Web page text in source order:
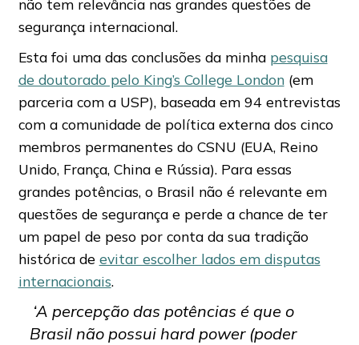
não tem relevância nas grandes questões de
segurança internacional.
Esta foi uma das conclusões da minha pesquisa
de doutorado pelo King’s College London(em
parceria com a USP), baseada em 94 entrevistas
com a comunidade de política externa dos cinco
membros permanentes do CSNU (EUA, Reino
Unido, França, China e Rússia). Para essas
grandes potências, o Brasil não é relevante em
questões de segurança e perde a chance de ter
um papel de peso por conta da sua tradição
histórica de evitar escolher lados em disputas
internacionais.
‘A percepção das potências é que o
Brasil não possui hard power (poder